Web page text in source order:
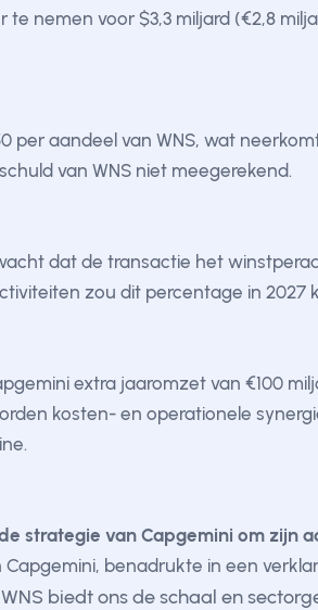
nemen voor $3,3 miljard (€2,8
per aandeel van WNS, wat
van WNS niet meegerekend.
dat de transactie het
zou dit percentage in 2027
extra jaaromzet van €100
kosten- en operationele
strategie van Capgemini om
Capgemini, benadrukte in een
biedt ons de schaal en